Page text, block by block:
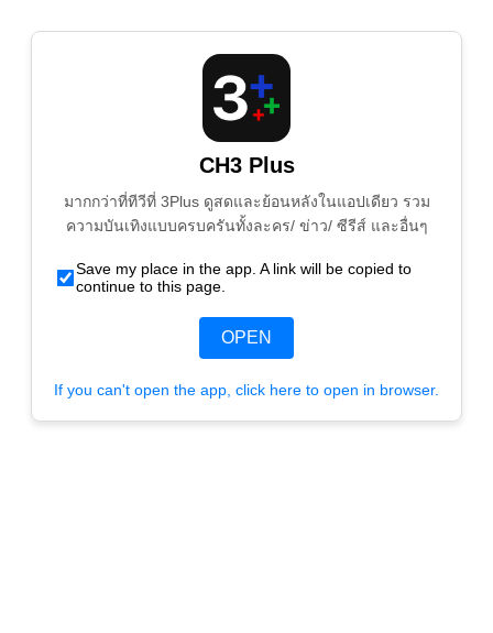
CH3 Plus
มากกว่าที่ทีวีที่ 3Plus ดูสดและย้อนหลังในแอปเดียว รวม
ความบันเทิงแบบครบครันทั้งละคร/ ข่าว/ ซีรีส์ และอื่นๆ
Save my place in the app. A link will be copied to
continue to this page.
OPEN
If you can't open the app, click here to open in browser.